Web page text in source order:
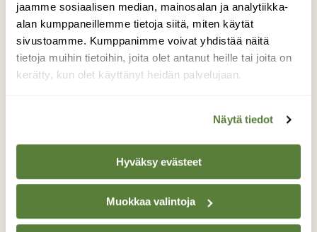
jaamme sosiaalisen median, mainosalan ja analytiikka-
alan kumppaneillemme tietoja siitä, miten käytät
sivustoamme. Kumppanimme voivat yhdistää näitä
tietoja muihin tietoihin, joita olet antanut heille tai joita on
kerätty, kun olet käyttänyt heidän palvelujaan.
Näytä tiedot
Hyväksy evästeet
Muokkaa valintoja
teeri pysyi kuin pysyikin
latvassa
teeri sinnitteli koivun latvassa,kovalla
tuulella,ja pysyi kuin pysyikin,kauniin
Valokuvaaja: sirpa jyske, Virrat Äijänneva 12.9-20